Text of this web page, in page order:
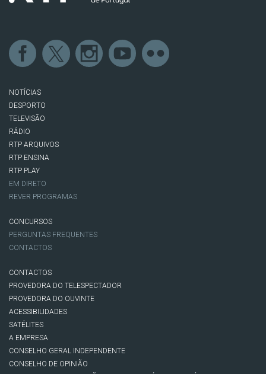
NOTÍCIAS
DESPORTO
TELEVISÃO
RÁDIO
RTP ARQUIVOS
RTP ENSINA
RTP PLAY
EM DIRETO
REVER PROGRAMAS
CONCURSOS
PERGUNTAS FREQUENTES
CONTACTOS
CONTACTOS
PROVEDORA DO TELESPECTADOR
PROVEDORA DO OUVINTE
ACESSIBILIDADES
SATÉLITES
A EMPRESA
CONSELHO GERAL INDEPENDENTE
CONSELHO DE OPINIÃO